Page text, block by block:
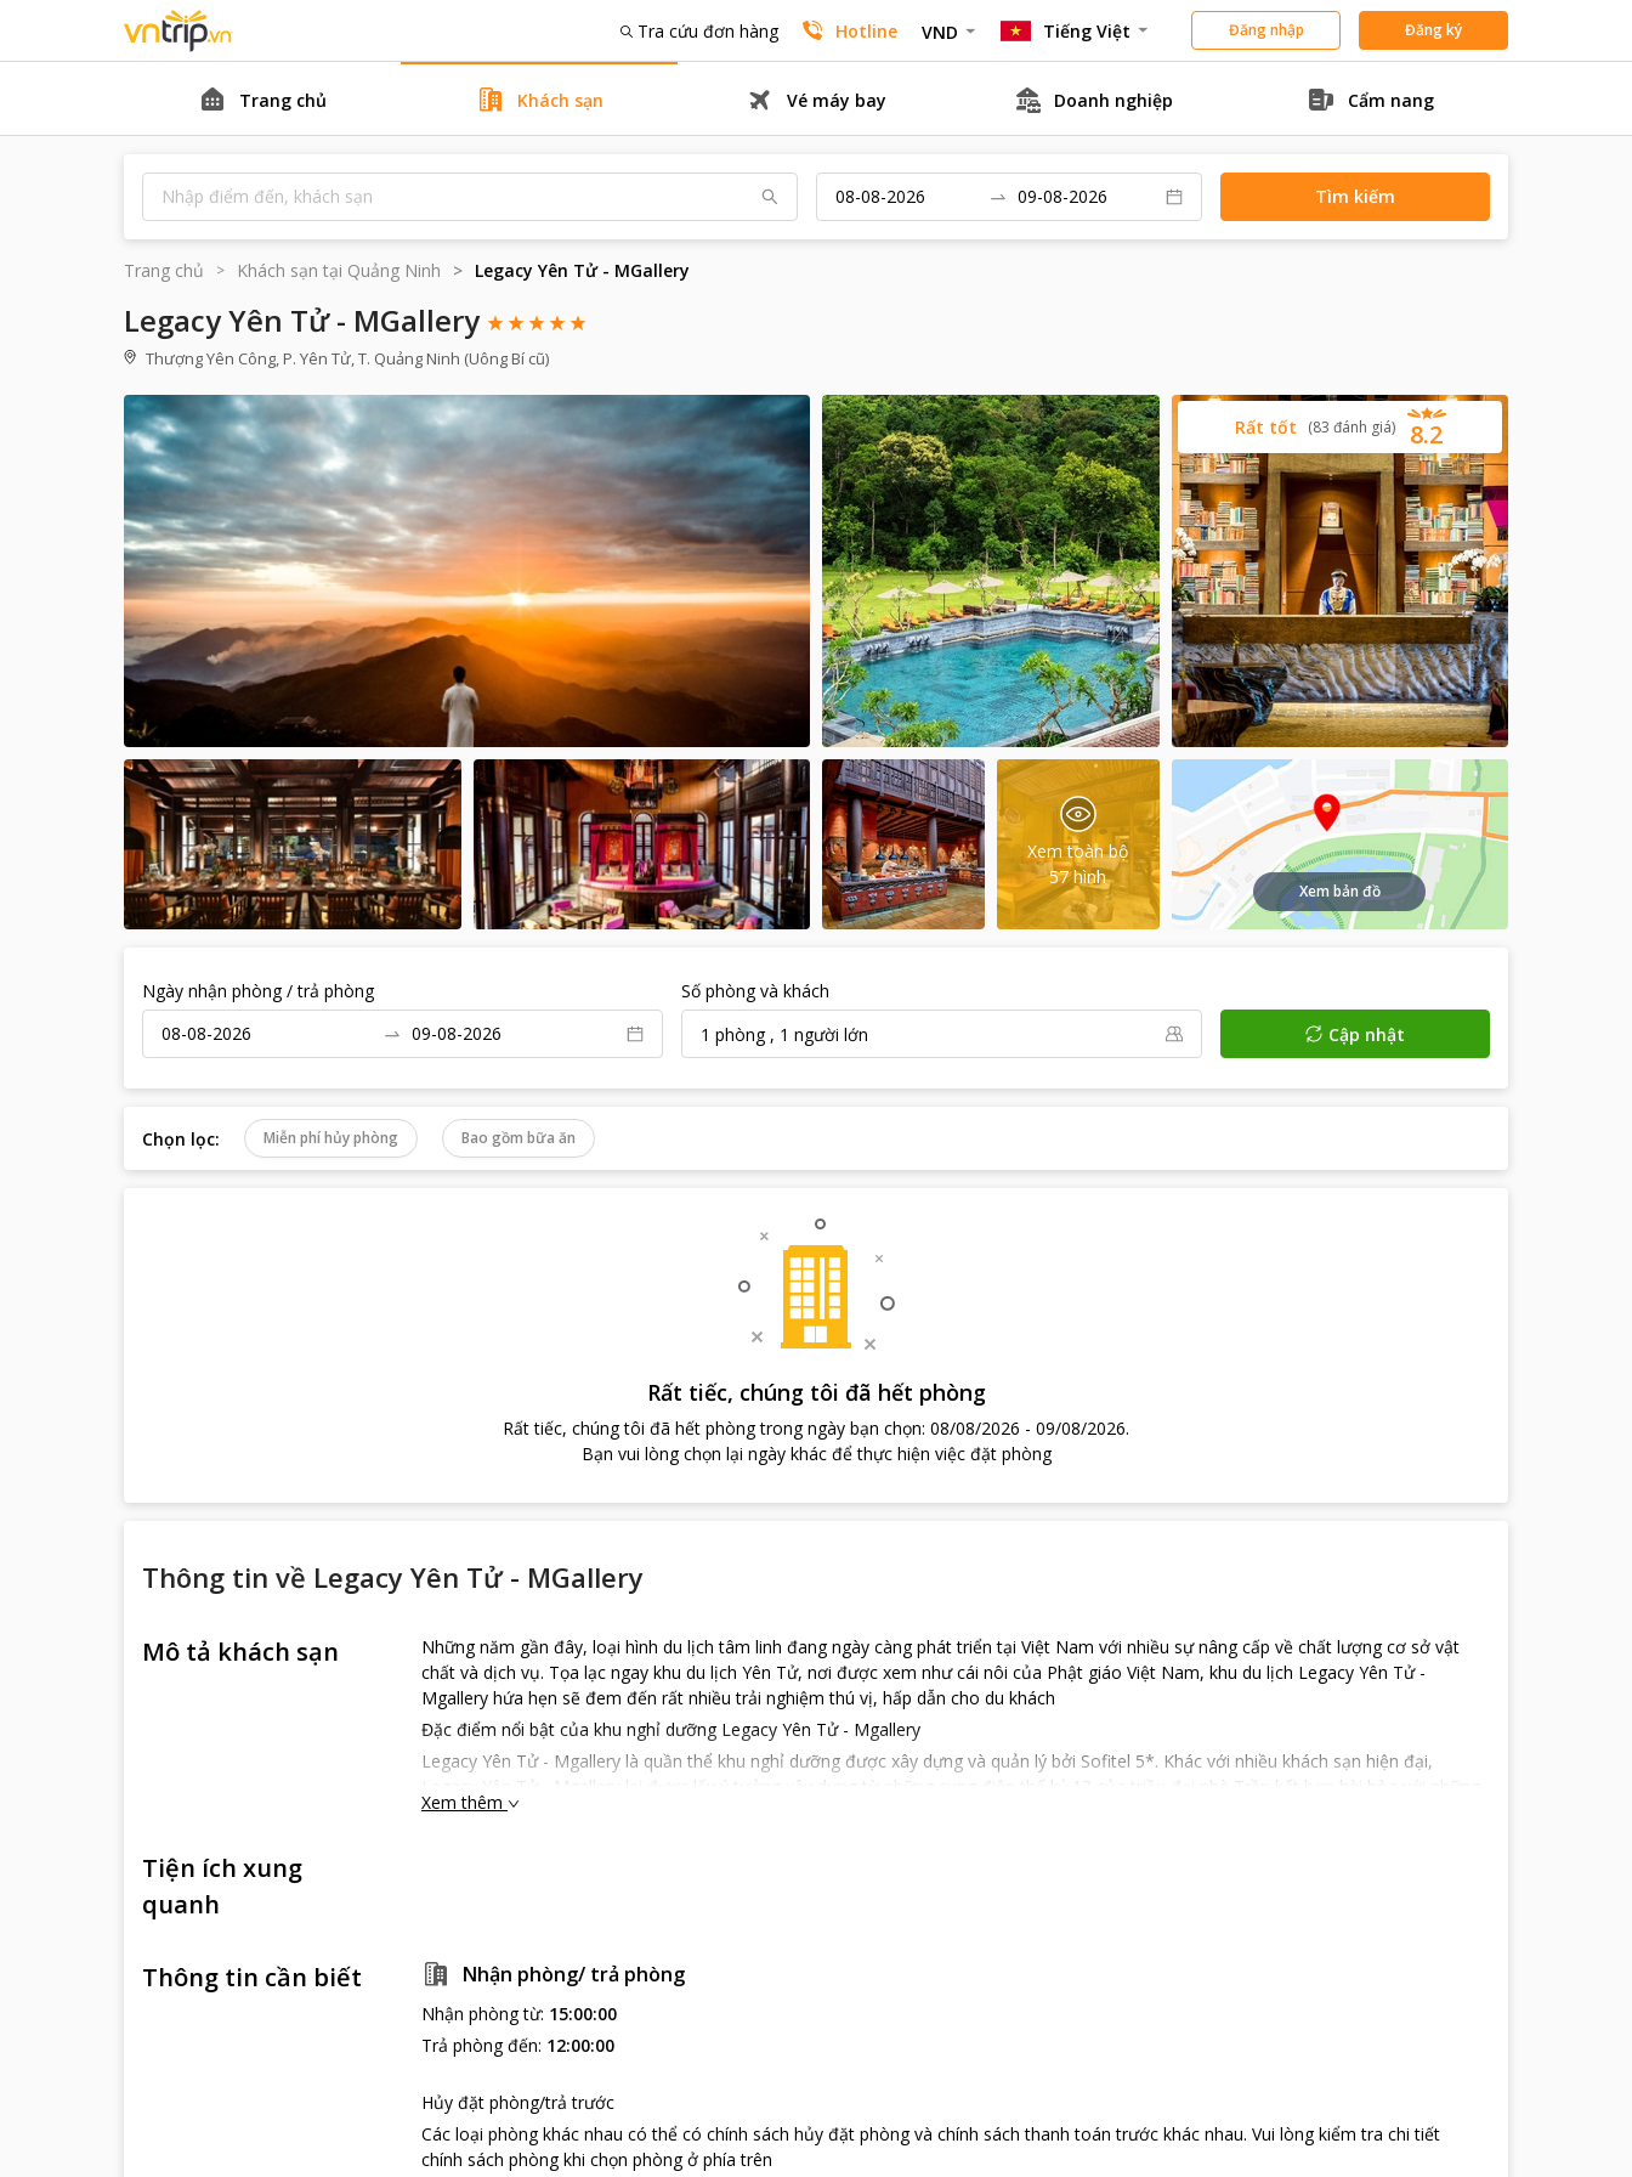
Tra cứu đơn hàng Hotline VND Tiếng Việt Đăng nhập Đăng ký
Trang chủ Khách sạn Vé máy bay Doanh nghiệp Cẩm nang
Tìm kiếm
Trang chủ Khách sạn tại Quảng Ninh Legacy Yên Tử - MGallery
Legacy Yên Tử - MGallery
Thượng Yên Công, P. Yên Tử, T. Quảng Ninh (Uông Bí cũ)
8.2
Rất tốt (83 đánh giá)
Xem toàn bộ
57 hình
Xem bản đồ
Ngày nhận phòng / trả phòng
Số phòng và khách
1 phòng, 1 người lớn Cập nhật
Chọn lọc: Miễn phí hủy phòng Bao gồm bữa ăn
Rất tiếc, chúng tôi đã hết phòng
Rất tiếc, chúng tôi đã hết phòng trong ngày bạn chọn: 08/08/2026 - 09/08/2026.
Bạn vui lòng chọn lại ngày khác để thực hiện việc đặt phòng
Thông tin về Legacy Yên Tử - MGallery
Mô tả khách sạn
Những năm gần đây, loại hình du lịch tâm linh đang ngày càng phát triển tại Việt Nam với nhiều sự nâng cấp về chất lượng cơ sở vật
chất và dịch vụ. Tọa lạc ngay khu du lịch Yên Tử, nơi được xem như cái nôi của Phật giáo Việt Nam, khu du lịch Legacy Yên Tử -
Mgallery hứa hẹn sẽ đem đến rất nhiều trải nghiệm thú vị, hấp dẫn cho du khách
Đặc điểm nổi bật của khu nghỉ dưỡng Legacy Yên Tử - Mgallery
Legacy Yên Tử - Mgallery là quần thể khu nghỉ dưỡng được xây dựng và quản lý bởi Sofitel 5*. Khác với nhiều khách sạn hiện đại,
Legacy Yên Tử - Mgallery lại được lấy ý tưởng xây dựng từ những cung điện thế kỷ 13 của triều đại nhà Trần kết hợp hài hòa với những
tiện ích phương Tây. Lối kiến trúc giúp du khách nhớ đến việc vua Trần Nhân Tông đã lựa chọn Yên Tử làm nơi ở ẩn và tu hành. Am
được thiết kế riêng, làm thủ công theo đúng phương thức truyền thống để tạo hiệu quả thẩm mỹ chân thực nhất.
Tổng thể Legacy Yên Tử - Mgallery gồm 133 phòng ở, toàn bộ được trang trí thiết kế theo phong cách hoàng cung. Những chất liệu độc
đáo, tự nhiên như cửa gỗ then cài, tường trấu, sợi đay được sắp đặt khéo léo tạo một không gian cổ xưa nhưng vẫn tiện nghi, thoải mái
cho du khách. Hiện nay, khu nghỉ dưỡng đang cung cấp 4 hạng phòng chính:
Hạng phòng Deluxe
Hạng phòng Junior Suite
Xem thêm
Tiện ích xung
quanh
Thông tin cần biết Nhận phòng/ trả phòng
Nhận phòng từ: 15:00:00
Trả phòng đến: 12:00:00
Hủy đặt phòng/trả trước
Các loại phòng khác nhau có thể có chính sách hủy đặt phòng và chính sách thanh toán trước khác nhau. Vui lòng kiểm tra chi tiết
chính sách phòng khi chọn phòng ở phía trên